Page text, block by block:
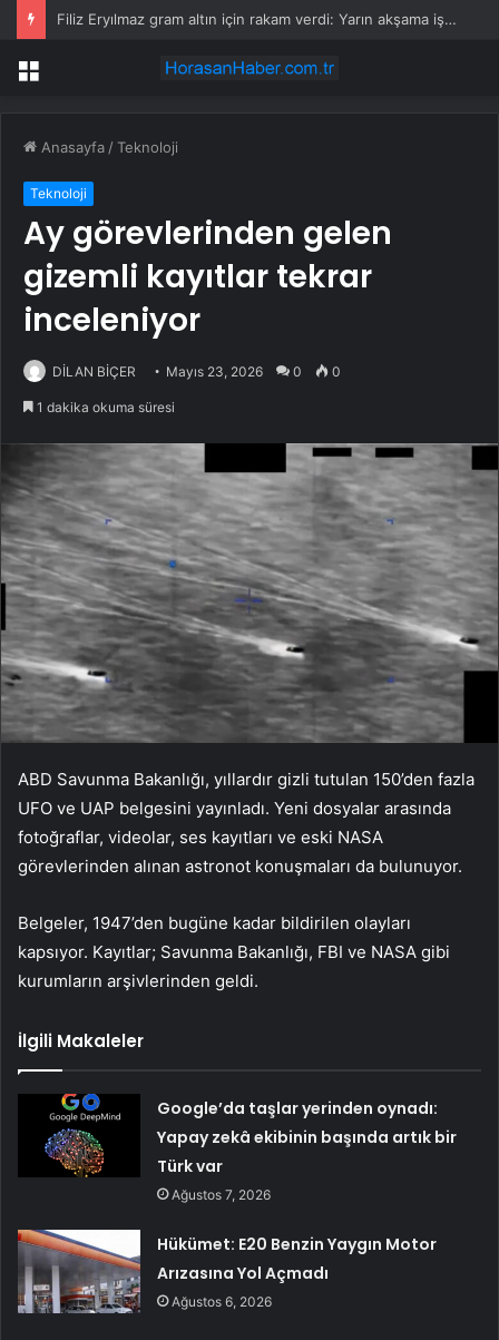
Filiz Eryılmaz gram altın için rakam verdi: Yarın akşama işaret etti
Menü
Anasayfa /Teknoloji
Teknoloji
Ay görevlerinden gelen
gizemli kayıtlar tekrar
inceleniyor
DİLAN BİÇER Mayıs 23, 2026 0 0
1 dakika okuma süresi
ABD Savunma Bakanlığı, yıllardır gizli tutulan 150’den fazla
UFO ve UAP belgesini yayınladı. Yeni dosyalar arasında
fotoğraflar, videolar, ses kayıtları ve eski NASA
görevlerinden alınan astronot konuşmaları da bulunuyor.
Belgeler, 1947’den bugüne kadar bildirilen olayları
kapsıyor. Kayıtlar; Savunma Bakanlığı, FBI ve NASA gibi
kurumların arşivlerinden geldi.
İlgili Makaleler
Google’da taşlar yerinden oynadı:
Yapay zekâ ekibinin başında artık bir
Türk var
Ağustos 7, 2026
Hükümet: E20 Benzin Yaygın Motor
Arızasına Yol Açmadı
Ağustos 6, 2026